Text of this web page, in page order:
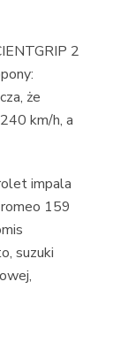
2
że
km/h, a
impala
159
suzuki